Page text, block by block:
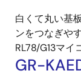
白くて丸い基
ンをつなぎや
RL78/G13マイ
GR-